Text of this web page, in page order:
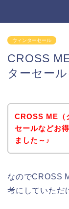
ウィンターセール
CROSS
ターセー
CROSS ME（
セールなどお
ました～♪
なのでCROSS
考にしていただ